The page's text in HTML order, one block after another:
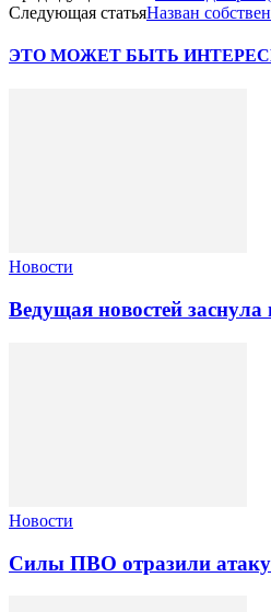
Следующая статьяНазван
ЭТО МОЖЕТ БЫТЬ
Новости
Ведущая новостей
Новости
Силы ПВО отразили атаку